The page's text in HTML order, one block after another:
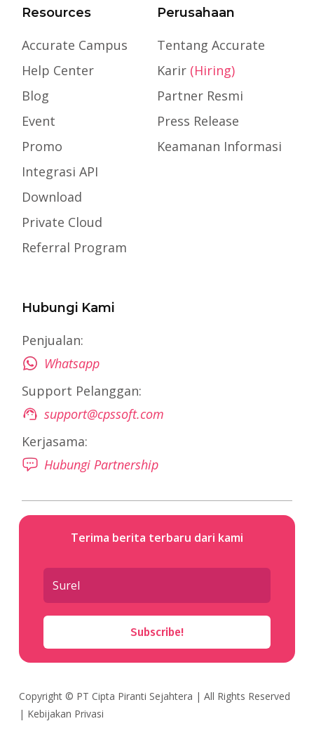
Resources
Accurate Campus
Help Center
Blog
Event
Promo
Integrasi API
Download
Private Cloud
Referral Program
Perusahaan
Tentang Accurate
Karir (Hiring)
Partner Resmi
Press Release
Keamanan Informasi
Hubungi Kami
Penjualan:
Whatsapp
Support Pelanggan:
support@cpssoft.com
Kerjasama:
Hubungi Partnership
Terima berita terbaru dari kami
Subscribe!
Copyright © PT Cipta Piranti Sejahtera | All Rights Reserved
| Kebijakan Privasi